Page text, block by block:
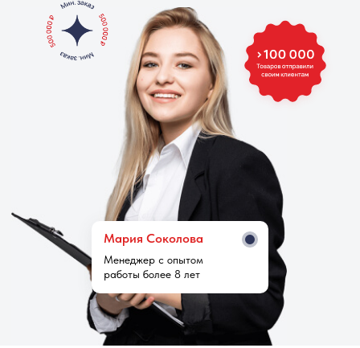
Менеджер с опытом
работы более 8 лет
Мария Cоколова